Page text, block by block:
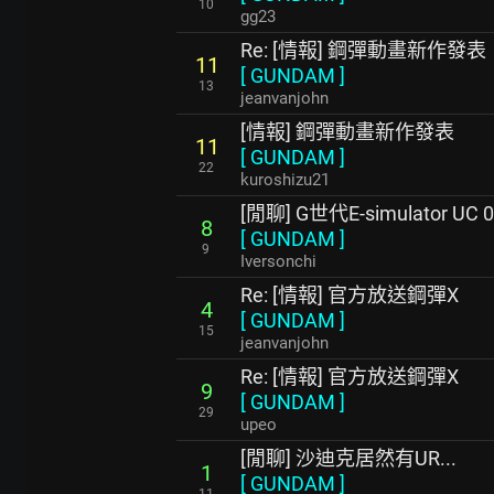
10
gg23
11
13
Re: [情報] 鋼彈動畫新作發表
[ GUNDAM ]
jeanvanjohn
11
22
[情報] 鋼彈動畫新作發表
[ GUNDAM ]
kuroshizu21
8
9
[閒聊] G世代E-simulator UC
[ GUNDAM ]
Iversonchi
4
15
Re: [情報] 官方放送鋼彈X
[ GUNDAM ]
jeanvanjohn
9
29
Re: [情報] 官方放送鋼彈X
[ GUNDAM ]
upeo
1
[閒聊] 沙迪克居然有UR...
[ GUNDAM ]